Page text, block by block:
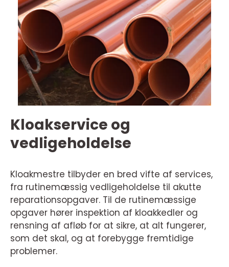
Kloakservice og
vedligeholdelse
Kloakmestre tilbyder en bred vifte af services,
fra rutinemæssig vedligeholdelse til akutte
reparationsopgaver. Til de rutinemæssige
opgaver hører inspektion af kloakkedler og
rensning af afløb for at sikre, at alt fungerer,
som det skal, og at forebygge fremtidige
problemer.